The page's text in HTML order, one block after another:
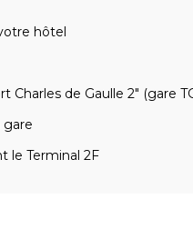
hôtel
Charles de Gaulle 2" (gare
gare
le Terminal 2F